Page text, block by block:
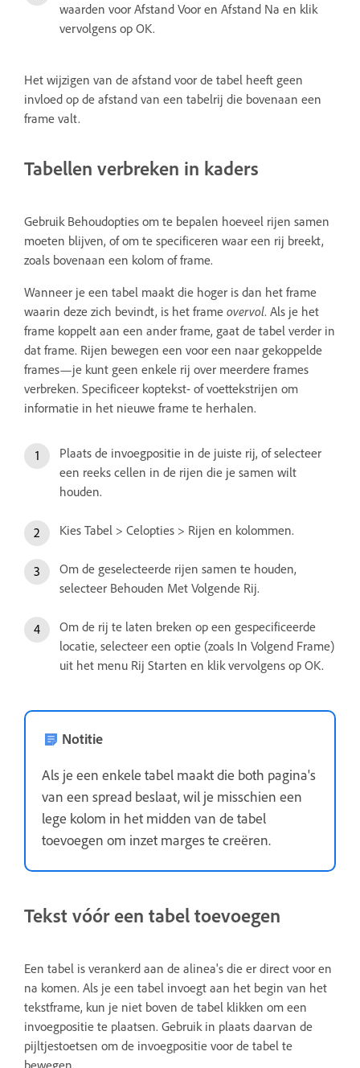
waarden voor Afstand Voor en Afstand Na en klik
vervolgens op OK.
Het wijzigen van de afstand voor de tabel heeft geen
invloed op de afstand van een tabelrij die bovenaan een
frame valt.
Tabellen verbreken in kaders
Gebruik Behoudopties om te bepalen hoeveel rijen samen
moeten blijven, of om te specificeren waar een rij breekt,
zoals bovenaan een kolom of frame.
Wanneer je een tabel maakt die hoger is dan het frame
waarin deze zich bevindt, is het frame overvol. Als je het
frame koppelt aan een ander frame, gaat de tabel verder in
dat frame. Rijen bewegen een voor een naar gekoppelde
frames—je kunt geen enkele rij over meerdere frames
verbreken. Specificeer koptekst- of voettekstrijen om
informatie in het nieuwe frame te herhalen.
Plaats de invoegpositie in de juiste rij, of selecteer
een reeks cellen in de rijen die je samen wilt
houden.
Kies Tabel > Celopties > Rijen en kolommen.
Om de geselecteerde rijen samen te houden,
selecteer Behouden Met Volgende Rij.
Om de rij te laten breken op een gespecificeerde
locatie, selecteer een optie (zoals In Volgend Frame)
uit het menu Rij Starten en klik vervolgens op OK.
Notitie
Als je een enkele tabel maakt die both pagina's
van een spread beslaat, wil je misschien een
lege kolom in het midden van de tabel
toevoegen om inzet marges te creëren.
Tekst vóór een tabel toevoegen
Een tabel is verankerd aan de alinea's die er direct voor en
na komen. Als je een tabel invoegt aan het begin van het
tekstframe, kun je niet boven de tabel klikken om een
invoegpositie te plaatsen. Gebruik in plaats daarvan de
pijltjestoetsen om de invoegpositie voor de tabel te